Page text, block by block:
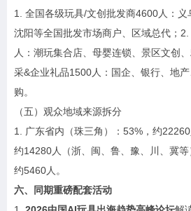
1. 全国各级玩具/文创批发商4600人：义
沈阳等全国批发市场商户、区域总代；
人：潮玩集合店、母婴连锁、景区文创
采&企业礼品1500人：国企、银行、地
购。
（五）观众地域来源拆分
1. 广东省内（珠三角）：53%，约
约14280人（浙、闽、鲁、豫、川、冀等
约5460人。
六、同期重磅配套活动